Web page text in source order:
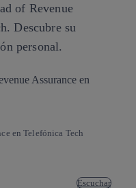
of Revenue
Descubre su
personal.
en Telefónica Tech
Escuchar